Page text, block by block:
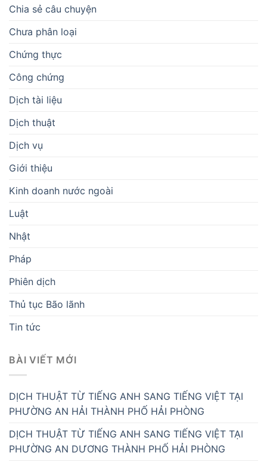
Chia sẻ câu chuyện
Chưa phân loại
Chứng thực
Công chứng
Dịch tài liệu
Dịch thuật
Dịch vụ
Giới thiệu
Kinh doanh nước ngoài
Luật
Nhật
Pháp
Phiên dịch
Thủ tục Bão lãnh
Tin tức
BÀI VIẾT MỚI
DỊCH THUẬT TỪ TIẾNG ANH SANG TIẾNG VIỆT TẠI
PHƯỜNG AN HẢI THÀNH PHỐ HẢI PHÒNG
DỊCH THUẬT TỪ TIẾNG ANH SANG TIẾNG VIỆT TẠI
PHƯỜNG AN DƯƠNG THÀNH PHỐ HẢI PHÒNG